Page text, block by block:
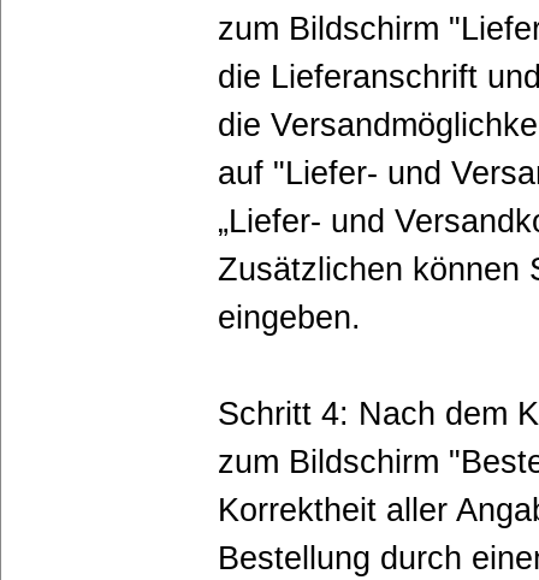
zum Bildschirm
die Lieferanschrift
die
auf "Liefer- und
„Liefer- und
Zusätzlichen können
eingeben.
Schritt 4: Nach dem
zum Bildschirm
Korrektheit aller
Bestellung durch